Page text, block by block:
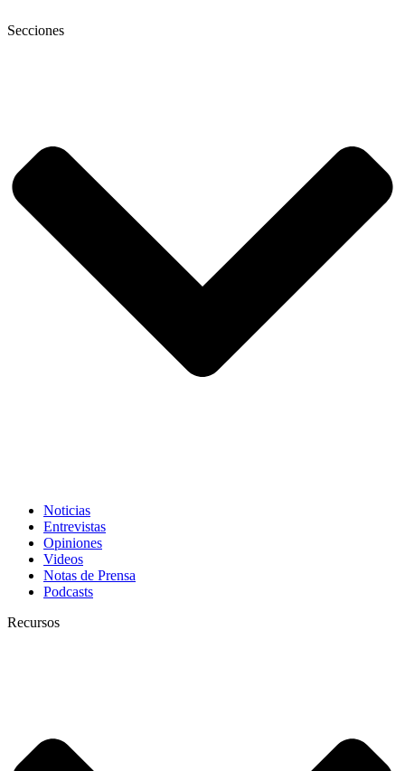
Secciones
Noticias
Entrevistas
Opiniones
Videos
Notas de Prensa
Podcasts
Recursos